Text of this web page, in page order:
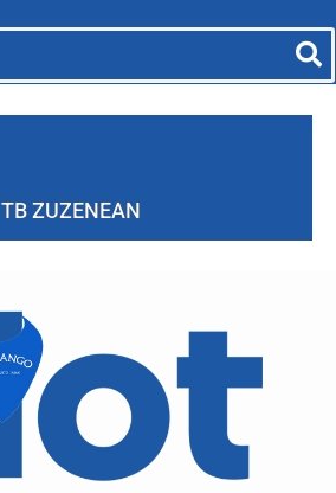
TB ZUZENEAN